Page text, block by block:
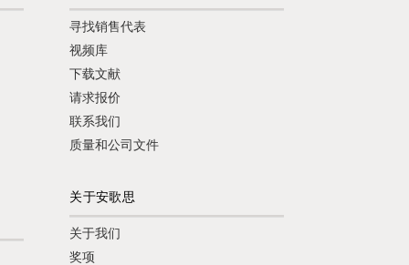
寻找销售代表
视频库
下载文献
请求报价
联系我们
质量和公司文件
关于安歌思
关于我们
奖项